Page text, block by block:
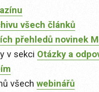
všech článků
přehledů novinek
v sekci Otázky a
všech webinářů